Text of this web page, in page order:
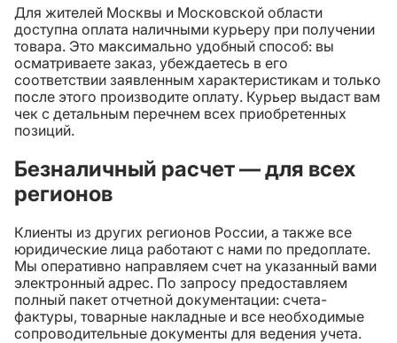
Для жителей Москвы и Московской области
доступна оплата наличными курьеру при получении
товара. Это максимально удобный способ: вы
осматриваете заказ, убеждаетесь в его
соответствии заявленным характеристикам и только
после этого производите оплату. Курьер выдаст вам
чек с детальным перечнем всех приобретенных
позиций.
Безналичный расчет — для всех
регионов
Клиенты из других регионов России, а также все
юридические лица работают с нами по предоплате.
Мы оперативно направляем счет на указанный вами
электронный адрес. По запросу предоставляем
полный пакет отчетной документации: счета-
фактуры, товарные накладные и все необходимые
сопроводительные документы для ведения учета.